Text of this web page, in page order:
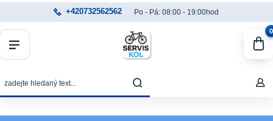
+420732562562 Po - Pá: 08:00 - 19:00hod
0